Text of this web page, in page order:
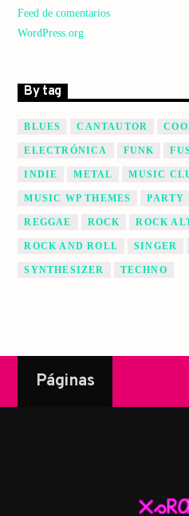
Feed de comentarios
WordPress.org
By tag
BLUES CANTAUTOR
ELECTRÓNICA FUNK
INDIE METAL MUSIC
MUSIC WP THEMES PARTY
REGGAE ROCK ROCK
ROCK AND ROLL SINGER
SYNTHESIZER TECHNO
Páginas